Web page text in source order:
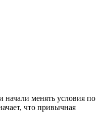
начали менять условия по
что привычная